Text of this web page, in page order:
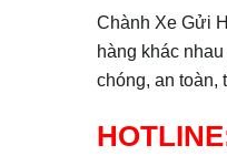
Chành Xe Gửi
hàng khác
chóng, an